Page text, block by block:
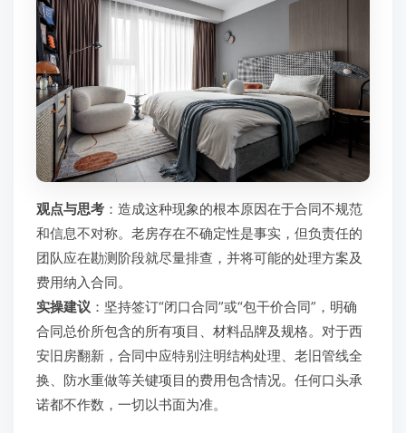
观点与思考 ：造成这种现象的根本原因在于合同不规范
和信息不对称。老房存在不确定性是事实，但负责任的
团队应在勘测阶段就尽量排查，并将可能的处理方案及
费用纳入合同。
实操建议 ：坚持签订“闭口合同”或“包干价合同”，明确
合同总价所包含的所有项目、材料品牌及规格。对于西
安旧房翻新，合同中应特别注明结构处理、老旧管线全
换、防水重做等关键项目的费用包含情况。任何口头承
诺都不作数，一切以书面为准。